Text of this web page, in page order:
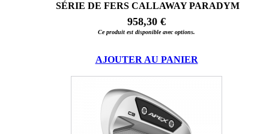
SÉRIE DE FERS CALLAWAY PARADYM
958,30 €
Ce produit est disponible avec options.
AJOUTER AU PANIER